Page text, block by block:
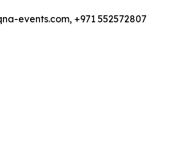
events.com, +971 552572807